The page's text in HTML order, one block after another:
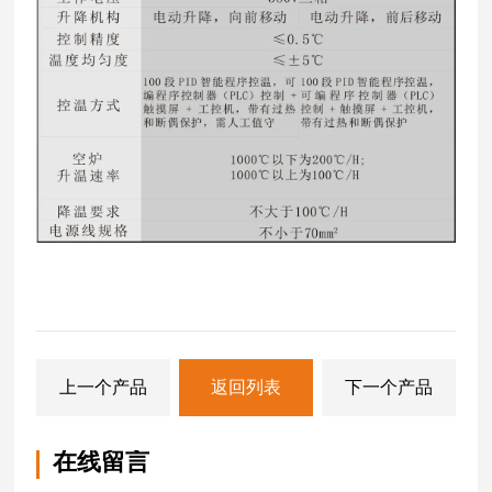
上一个产品 返回列表 下一个产品
在线留言